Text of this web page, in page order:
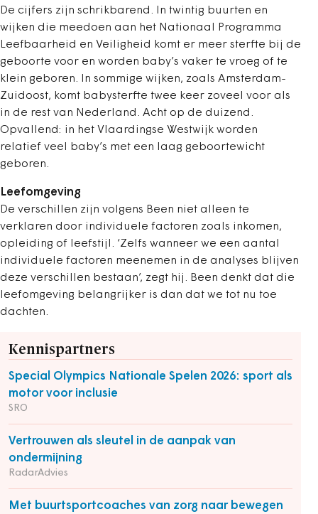
De cijfers zijn schrikbarend. In twintig buurten en
wijken die meedoen aan het Nationaal Programma
Leefbaarheid en Veiligheid komt er meer sterfte bij de
geboorte voor en worden baby’s vaker te vroeg of te
klein geboren. In sommige wijken, zoals Amsterdam-
Zuidoost, komt babysterfte twee keer zoveel voor als
in de rest van Nederland. Acht op de duizend.
Opvallend: in het Vlaardingse Westwijk worden
relatief veel baby’s met een laag geboortewicht
geboren.
Leefomgeving
De verschillen zijn volgens Been niet alleen te
verklaren door individuele factoren zoals inkomen,
opleiding of leefstijl. ‘Zelfs wanneer we een aantal
individuele factoren meenemen in de analyses blijven
deze verschillen bestaan’, zegt hij. Been denkt dat die
leefomgeving belangrijker is dan dat we tot nu toe
dachten.
Kennispartners
Special Olympics Nationale Spelen 2026: sport als
motor voor inclusie
SRO
Vertrouwen als sleutel in de aanpak van
ondermijning
RadarAdvies
Met buurtsportcoaches van zorg naar bewegen